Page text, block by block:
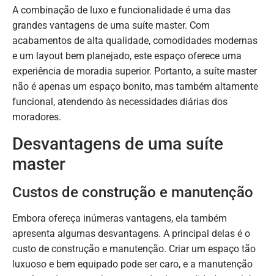
A combinação de luxo e funcionalidade é uma das
grandes vantagens de uma suíte master. Com
acabamentos de alta qualidade, comodidades modernas
e um layout bem planejado, este espaço oferece uma
experiência de moradia superior. Portanto, a suíte master
não é apenas um espaço bonito, mas também altamente
funcional, atendendo às necessidades diárias dos
moradores.
Desvantagens de uma suíte
master
Custos de construção e manutenção
Embora ofereça inúmeras vantagens, ela também
apresenta algumas desvantagens. A principal delas é o
custo de construção e manutenção. Criar um espaço tão
luxuoso e bem equipado pode ser caro, e a manutenção